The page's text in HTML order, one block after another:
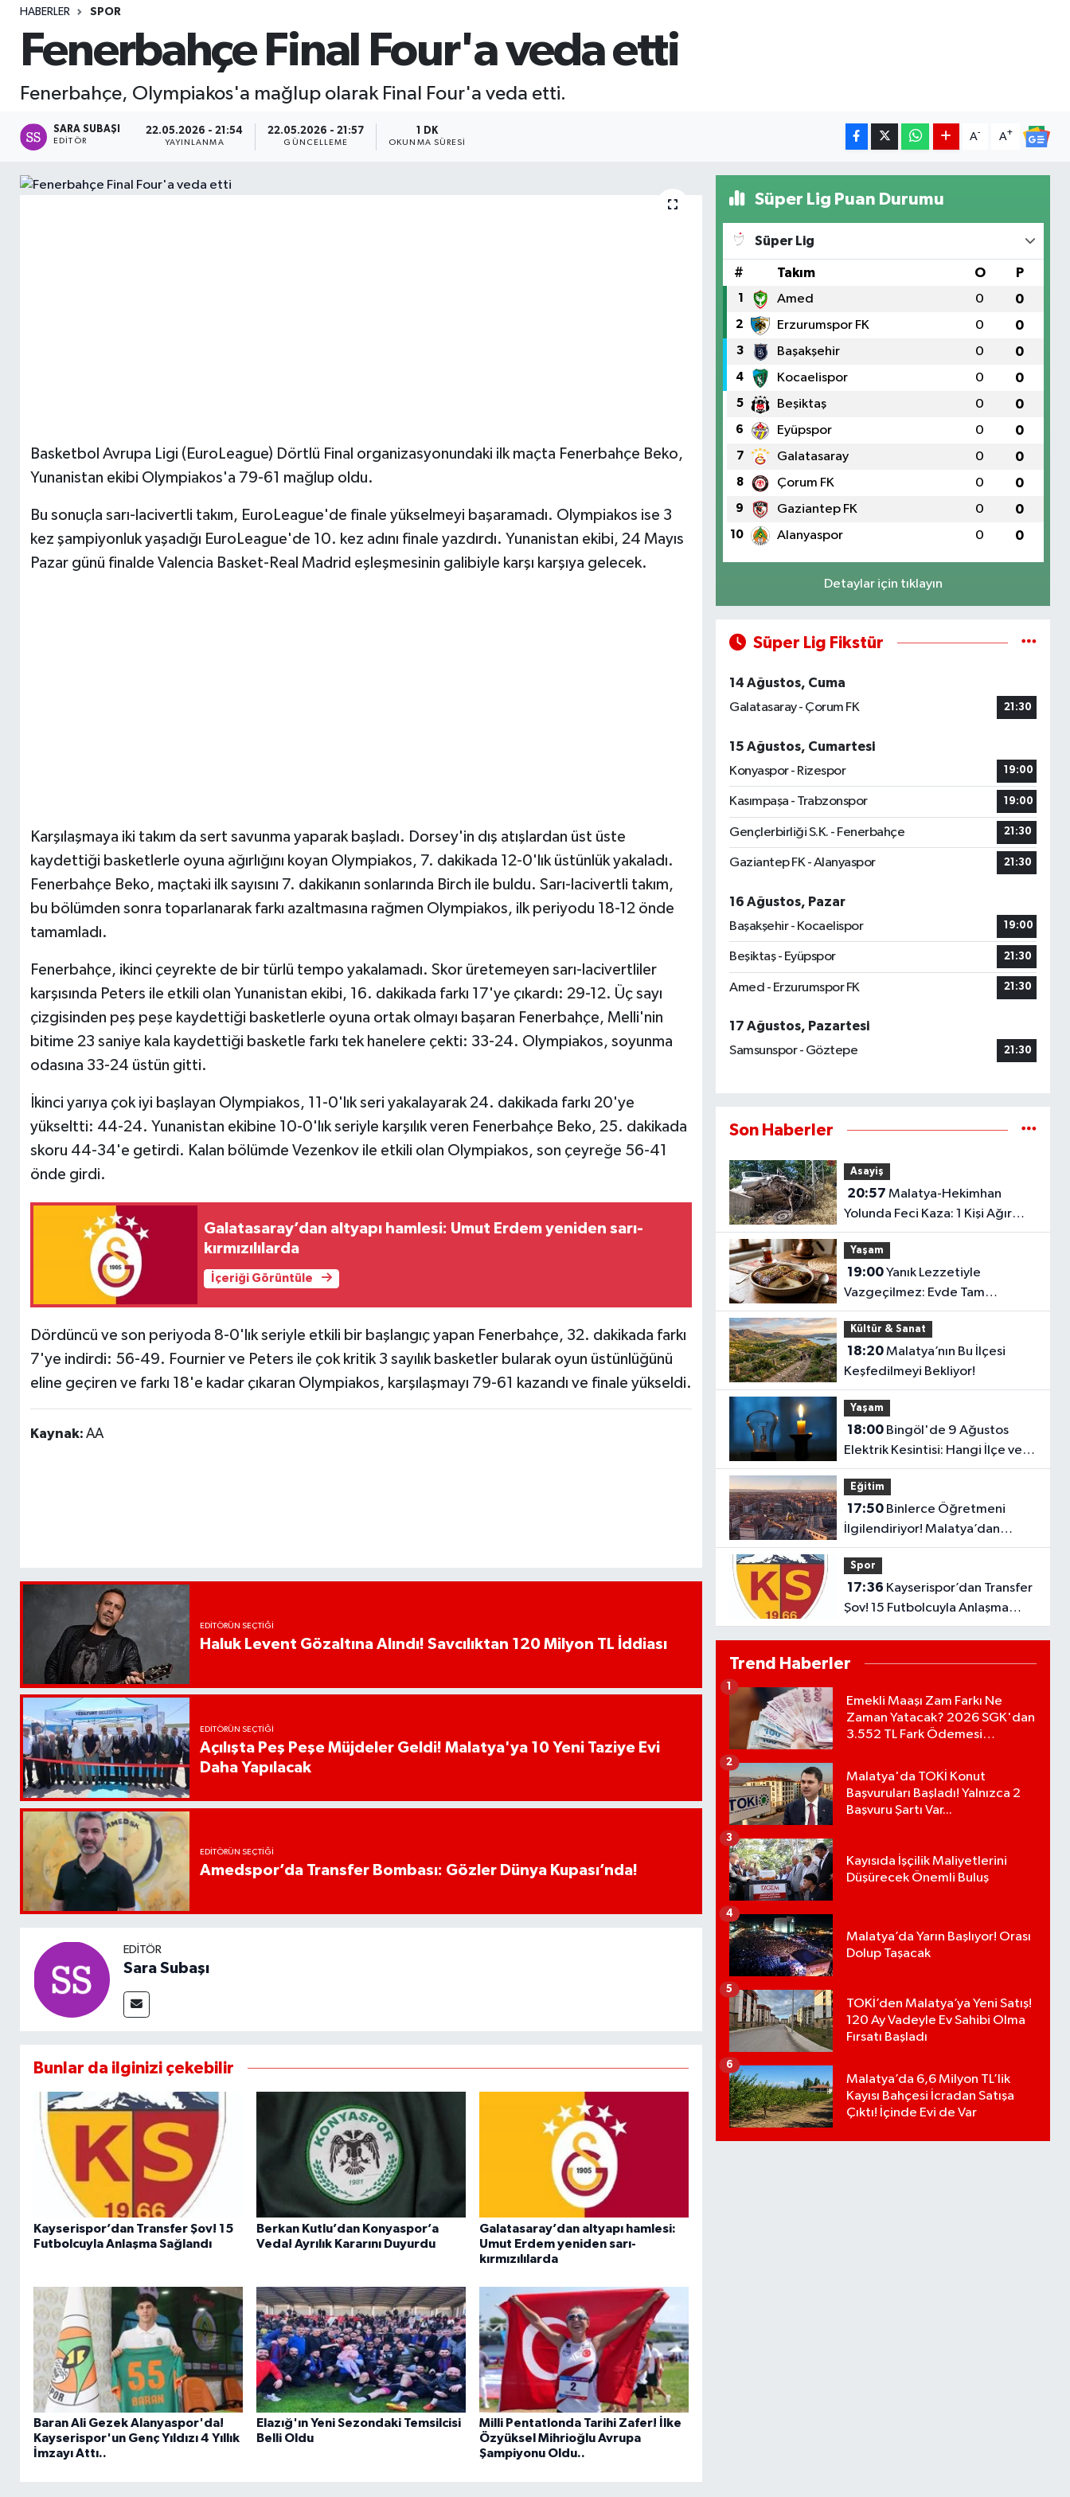
HABERLER SPOR
Fenerbahçe Final Four'a veda etti
Fenerbahçe, Olympiakos'a mağlup olarak Final Four'a veda etti.
SARA SUBAŞI
EDITÖR
22.05.2026 - 21:54
YAYINLANMA
22.05.2026 - 21:57
GÜNCELLEME
1 DK
OKUNMA SÜRESI
A- A+
Basketbol Avrupa Ligi (EuroLeague) Dörtlü Final organizasyonundaki ilk maçta Fenerbahçe Beko,
Yunanistan ekibi Olympiakos'a 79-61 mağlup oldu.
Bu sonuçla sarı-lacivertli takım, EuroLeague'de finale yükselmeyi başaramadı. Olympiakos ise 3
kez şampiyonluk yaşadığı EuroLeague'de 10. kez adını finale yazdırdı. Yunanistan ekibi, 24 Mayıs
Pazar günü finalde Valencia Basket-Real Madrid eşleşmesinin galibiyle karşı karşıya gelecek.
Karşılaşmaya iki takım da sert savunma yaparak başladı. Dorsey'in dış atışlardan üst üste
kaydettiği basketlerle oyuna ağırlığını koyan Olympiakos, 7. dakikada 12-0'lık üstünlük yakaladı.
Fenerbahçe Beko, maçtaki ilk sayısını 7. dakikanın sonlarında Birch ile buldu. Sarı-lacivertli takım,
bu bölümden sonra toparlanarak farkı azaltmasına rağmen Olympiakos, ilk periyodu 18-12 önde
tamamladı.
Fenerbahçe, ikinci çeyrekte de bir türlü tempo yakalamadı. Skor üretemeyen sarı-lacivertliler
karşısında Peters ile etkili olan Yunanistan ekibi, 16. dakikada farkı 17'ye çıkardı: 29-12. Üç sayı
çizgisinden peş peşe kaydettiği basketlerle oyuna ortak olmayı başaran Fenerbahçe, Melli'nin
bitime 23 saniye kala kaydettiği basketle farkı tek hanelere çekti: 33-24. Olympiakos, soyunma
odasına 33-24 üstün gitti.
İkinci yarıya çok iyi başlayan Olympiakos, 11-0'lık seri yakalayarak 24. dakikada farkı 20'ye
yükseltti: 44-24. Yunanistan ekibine 10-0'lık seriyle karşılık veren Fenerbahçe Beko, 25. dakikada
skoru 44-34'e getirdi. Kalan bölümde Vezenkov ile etkili olan Olympiakos, son çeyreğe 56-41
önde girdi.
Galatasaray’dan altyapı hamlesi: Umut Erdem yeniden sarı-
kırmızılılarda
İçeriği Görüntüle
Dördüncü ve son periyoda 8-0'lık seriyle etkili bir başlangıç yapan Fenerbahçe, 32. dakikada farkı
7'ye indirdi: 56-49. Fournier ve Peters ile çok kritik 3 sayılık basketler bularak oyun üstünlüğünü
eline geçiren ve farkı 18'e kadar çıkaran Olympiakos, karşılaşmayı 79-61 kazandı ve finale yükseldi.
Kaynak: AA
EDITÖRÜN SEÇTIĞI
Haluk Levent Gözaltına Alındı! Savcılıktan 120 Milyon TL İddiası
EDITÖRÜN SEÇTIĞI
Açılışta Peş Peşe Müjdeler Geldi! Malatya'ya 10 Yeni Taziye Evi
Daha Yapılacak
EDITÖRÜN SEÇTIĞI
Amedspor’da Transfer Bombası: Gözler Dünya Kupası’nda!
EDITÖR
Sara Subaşı
Bunlar da ilginizi çekebilir
Kayserispor’dan Transfer Şov! 15
Futbolcuyla Anlaşma Sağlandı
Berkan Kutlu’dan Konyaspor’a
Veda! Ayrılık Kararını Duyurdu
Galatasaray’dan altyapı hamlesi:
Umut Erdem yeniden sarı-
kırmızılılarda
Baran Ali Gezek Alanyaspor'da!
Kayserispor'un Genç Yıldızı 4 Yıllık
İmzayı Attı..
Elazığ'ın Yeni Sezondaki Temsilcisi
Belli Oldu
Milli Pentatlonda Tarihi Zafer! İlke
Özyüksel Mihrioğlu Avrupa
Şampiyonu Oldu..
Süper Lig Puan Durumu
Süper Lig
# Takım O P
1 Amed 0 0
2 Erzurumspor FK 0 0
3 Başakşehir 0 0
4 Kocaelispor 0 0
5 Beşiktaş 0 0
6 Eyüpspor 0 0
7 Galatasaray 0 0
8 Çorum FK 0 0
9 Gaziantep FK 0 0
10 Alanyaspor 0 0
Detaylar için tıklayın
Süper Lig Fikstür
14 Ağustos, Cuma
Galatasaray - Çorum FK
21:30
15 Ağustos, Cumartesi
Konyaspor - Rizespor
19:00
Kasımpaşa - Trabzonspor 19:00
Gençlerbirliği S.K. - Fenerbahçe 21:30
Gaziantep FK - Alanyaspor 21:30
16 Ağustos, Pazar
Başakşehir - Kocaelispor
19:00
Beşiktaş - Eyüpspor 21:30
Amed - Erzurumspor FK 21:30
17 Ağustos, Pazartesi
Samsunspor - Göztepe
21:30
Son Haberler
Asayiş
20:57
Yolunda Feci Kaza: 1 Kişi Ağır
Yaralandı
Yaşam
19:00Yanık Lezzetiyle
Vazgeçilmez: Evde Tam
Kıvamında Kazandibi Tarifi
Kültür & Sanat
18:20Malatya’nın Bu İlçesi
Keşfedilmeyi Bekliyor!
Yaşam
18:00Bingöl'de 9 Ağustos
Elektrik Kesintisi: Hangi İlçe ve
Köylerde Elektrikler Kesilecek?
Eğitim
17:50Binlerce Öğretmeni
İlgilendiriyor! Malatya’dan
Bakanlığa “İl Emri” Çağrısı
Spor
17:36
Şov! 15 Futbolcuyla Anlaşma
Sağlandı
Trend Haberler
Emekli Maaşı Zam Farkı Ne
Zaman Yatacak? 2026 SGK'dan
3.552 TL Fark Ödemesi
1
Malatya'da TOKİ Konut
Başvuruları Başladı! Yalnızca 2
Başvuru Şartı Var...
2
Kayısıda İşçilik Maliyetlerini
Düşürecek Önemli Buluş
3
Malatya’da Yarın Başlıyor! Orası
Dolup Taşacak
4
TOKİ’den Malatya’ya Yeni Satış!
120 Ay Vadeyle Ev Sahibi Olma
Fırsatı Başladı
5
Malatya’da 6,6 Milyon TL’lik
Kayısı Bahçesi İcradan Satışa
Çıktı! İçinde Evi de Var
6
Seri İlan
Spor
Yaşam